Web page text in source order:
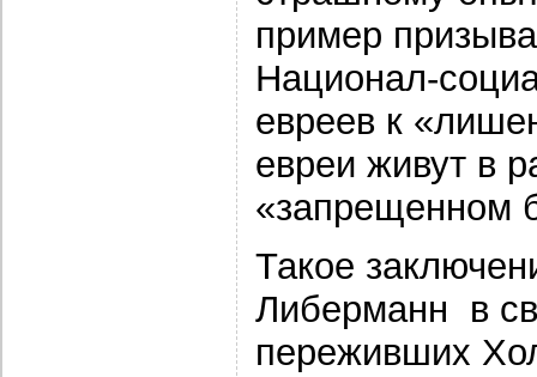
пример
Национал-
евреев к
евреи живут в
«запрещенном
Такое
Либерманн в
переживших